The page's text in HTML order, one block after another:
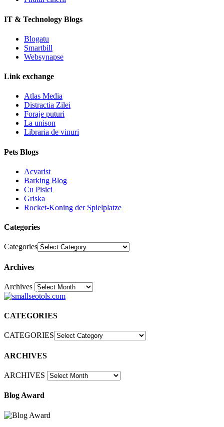
IT & Technology Blogs
Blogatu
Smartbill
Websynapse
Link exchange
Atlas Media
Distractia Zilei
Foraje puturi
La unison
Libraria de vinuri
Pets Blogs
Acvarist
Barking Blog
Cu Pisici
Griska
Rocket-Koning der Spielplatze
Categories
Categories
Archives
Archives30
CATEGORIES
CATEGORIES
ARCHIVES
ARCHIVES
Blog Award